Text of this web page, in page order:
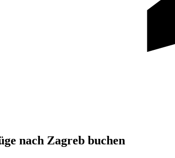
nach Zagreb buchen